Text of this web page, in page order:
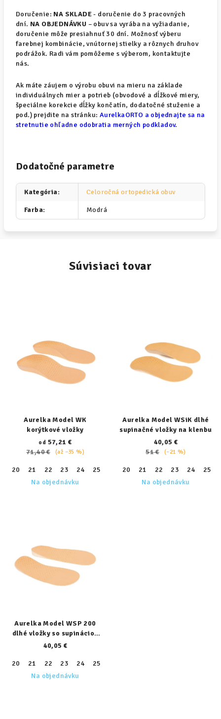
Doručenie: NA SKLADE- doručenie do 3 pracovných
dní. NA OBJEDNÁVKU – obuv sa vyrába na vyžiadanie,
doručenie môže presiahnuť 30 dní. Možnosť výberu
farebnej kombinácie, vnútornej stielky a rôznych druhov
podrážok. Radi vám pomôžeme s výberom, kontaktujte
nás.
Ak máte záujem o výrobu obuvi na mieru na základe
individuálnych mier a potrieb (obvodové a dĺžkové miery,
špeciálne korekcie dĺžky končatín, dodatočné stuženie a
pod.) prejdite na stránku: AurelkaORTO a objednajte sa na
stretnutie ohľadne odobratia merných podkladov.
Dodatočné parametre
Kategória: Celoročná ortopedická obuv
Farba: Modrá
Súvisiaci tovar
Aurelka Model WK
korýtkové vložky
od 57,21 €
71,40 €
(až –35 %)
20 21 22 23 24 25 27 28 29 30 31
32
Na objednávku
Aurelka Model WSiK dlhé
supinačné vložky na klenbu
40,05 €
51 €
(–21 %)
20 21 22 23 24 25
Na objednávku
Aurelka Model WSP 200
dlhé vložky so supináciou
päty
40,05 €
20 21 22 23 24 25
Na objednávku